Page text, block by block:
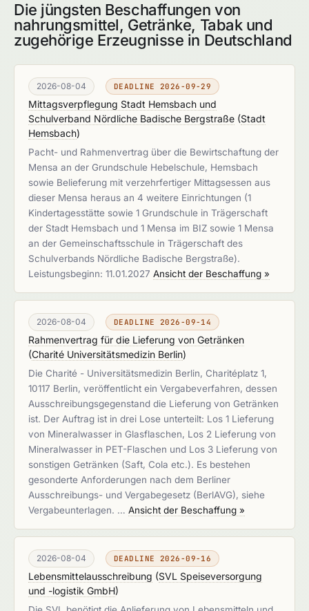
Die jüngsten Beschaffungen von
nahrungsmittel, Getränke, Tabak und
zugehörige Erzeugnisse in Deutschland
2026-08-04 DEADLINE 2026-09-29
Mittagsverpflegung Stadt Hemsbach und
Schulverband Nördliche Badische Bergstraße (Stadt
Hemsbach)
Pacht- und Rahmenvertrag über die Bewirtschaftung der
Mensa an der Grundschule Hebelschule, Hemsbach
sowie Belieferung mit verzehrfertiger Mittagsessen aus
dieser Mensa heraus an 4 weitere Einrichtungen (1
Kindertagesstätte sowie 1 Grundschule in Trägerschaft
der Stadt Hemsbach und 1 Mensa im BIZ sowie 1 Mensa
an der Gemeinschaftsschule in Trägerschaft des
Schulverbands Nördliche Badische Bergstraße).
Leistungsbeginn: 11.01.2027 Ansicht der Beschaffung »
2026-08-04 DEADLINE 2026-09-14
Rahmenvertrag für die Lieferung von Getränken
(Charité Universitätsmedizin Berlin)
Die Charité - Universitätsmedizin Berlin, Charitéplatz 1,
10117 Berlin, veröffentlicht ein Vergabeverfahren, dessen
Ausschreibungsgegenstand die Lieferung von Getränken
ist. Der Auftrag ist in drei Lose unterteilt: Los 1 Lieferung
von Mineralwasser in Glasflaschen, Los 2 Lieferung von
Mineralwasser in PET-Flaschen und Los 3 Lieferung von
sonstigen Getränken (Saft, Cola etc.). Es bestehen
gesonderte Anforderungen nach dem Berliner
Ausschreibungs- und Vergabegesetz (BerlAVG), siehe
Vergabeunterlagen. … Ansicht der Beschaffung »
2026-08-04 DEADLINE 2026-09-16
Lebensmittelausschreibung (SVL Speiseversorgung
und -logistik GmbH)